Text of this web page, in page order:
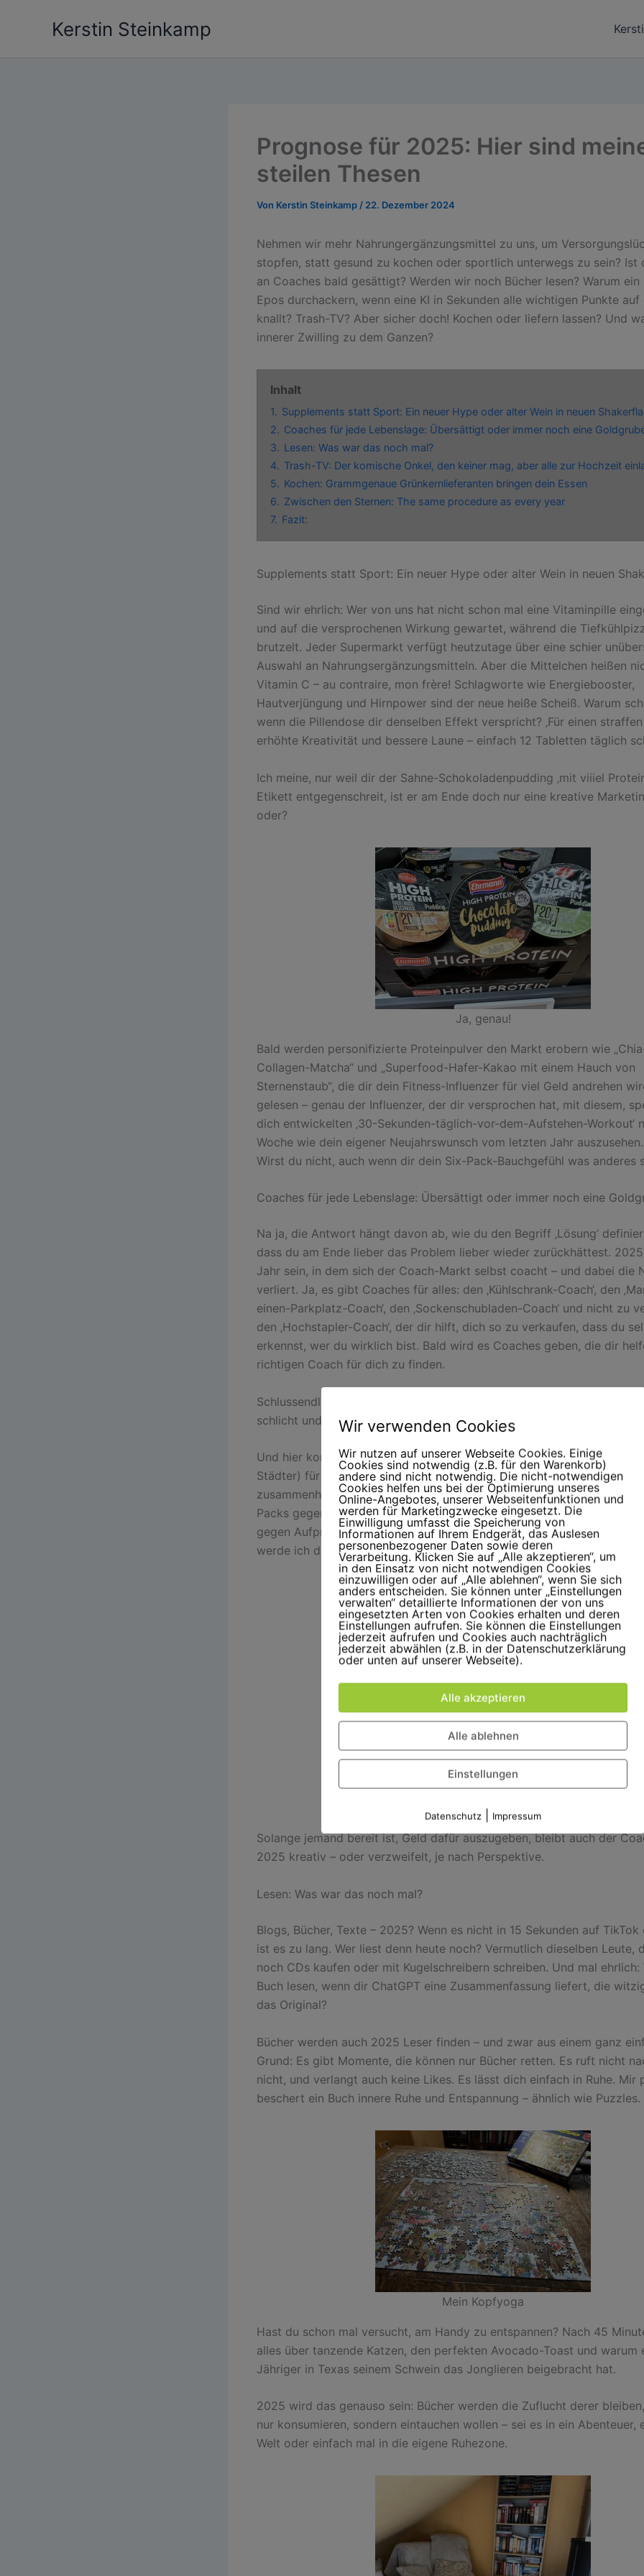
Kerstin Steinkamp
Prognose für 2025: Hier sind
steilen Thesen
Von Kerstin Steinkamp / 22. Dezember 2024
Nehmen wir mehr Nahrungergänzungsmittel zu uns, um
stopfen, statt gesund zu kochen oder sportlich unterwegs zu sein? Ist
an Coaches bald gesättigt? Werden wir noch Bücher lesen? Warum
Epos durchackern, wenn eine KI in Sekunden alle wichtigen Punkte auf
knallt? Trash-TV? Aber sicher doch! Kochen oder liefern lassen? Und
innerer Zwilling zu dem Ganzen?
Inhalt
1. Supplements statt Sport: Ein neuer Hype oder alter Wein in neuen
2. Coaches für jede Lebenslage: Übersättigt oder immer noch eine
3. Lesen: Was war das noch mal?
4. Trash-TV: Der komische Onkel, den keiner mag, aber alle zur Hochzeit
5. Kochen: Grammgenaue Grünkernlieferanten bringen dein Essen
6. Zwischen den Sternen: The same procedure as every year
7. Fazit:
Supplements statt Sport: Ein neuer Hype oder alter Wein in neuen
Sind wir ehrlich: Wer von uns hat nicht schon mal eine Vitaminpille
und auf die versprochenen Wirkung gewartet, während die
brutzelt. Jeder Supermarkt verfügt heutzutage über eine schier
Auswahl an Nahrungsergänzungsmitteln. Aber die Mittelchen heißen
Vitamin C – au contraire, mon frère! Schlagworte wie Energiebooster,
Hautverjüngung und Hirnpower sind der neue heiße Scheiß. Warum
wenn die Pillendose dir denselben Effekt verspricht? ‚Für einen straffen
erhöhte Kreativität und bessere Laune – einfach 12 Tabletten täglich
Ich meine, nur weil dir der Sahne-Schokoladenpudding ‚mit viiiel
Etikett entgegenschreit, ist er am Ende doch nur eine kreative
oder?
Ja, genau!
Bald werden personifizierte Proteinpulver den Markt erobern wie
Collagen-Matcha“ und „Superfood-Hafer-Kakao mit einem Hauch von
Sternenstaub“, die dir dein Fitness-Influenzer für viel Geld andrehen
gelesen – genau der Influenzer, der dir versprochen hat, mit diesem,
dich entwickelten ‚30-Sekunden-täglich-vor-dem-Aufstehen-Workout‘
Woche wie dein eigener Neujahrswunsch vom letzten Jahr
Wirst du nicht, auch wenn dir dein Six-Pack-Bauchgefühl was anderes
Coaches für jede Lebenslage: Übersättigt oder immer noch eine
Na ja, die Antwort hängt davon ab, wie du den Begriff ‚Lösung‘
dass du am Ende lieber das Problem lieber wieder zurückhättest.
Jahr sein, in dem sich der Coach-Markt selbst coacht – und dabei die
verliert. Ja, es gibt Coaches für alles: den ‚Kühlschrank-Coach‘, den
einen-Parkplatz-Coach‘, den ‚Sockenschubladen-Coach‘ und nicht zu
den ‚Hochstapler-Coach‘, der dir hilft, dich so zu verkaufen, dass du
erkennst, wer du wirklich bist. Bald wird es Coaches geben, die dir
richtigen Coach für dich zu finden.
Schlussendlich wird sich ein ‚Anti-Coach-Coach‘-Konzept, dessen
schlicht und einfach aus ‚Atme und chill‘ besteht, durchsetzen.
Und hier kommt meine Idee ins Spiel: ‚Laub lieben lernen‘. Ich lade
Städter) für viel Geld zu mir nach Hause ein, damit sie in Ruhe Laub
zusammenharken und mitnehmen können. Gerne stelle ich
Packs gegen Kaution zur Verfügung. Nach Absprache und
gegen Aufpreis dürfen meine Klienten gerne die Eichen umarmen. Im
werde ich das Angebot um Erdmediation (Unkraut jäten) erweitern.
Ich helfe gern!
Solange jemand bereit ist, Geld dafür auszugeben, bleibt auch der
2025 kreativ – oder verzweifelt, je nach Perspektive.
Lesen: Was war das noch mal?
Blogs, Bücher, Texte – 2025? Wenn es nicht in 15 Sekunden auf
ist es zu lang. Wer liest denn heute noch? Vermutlich dieselben Leute,
noch CDs kaufen oder mit Kugelschreibern schreiben. Und mal ehrlich:
Buch lesen, wenn dir ChatGPT eine Zusammenfassung liefert, die
das Original?
Bücher werden auch 2025 Leser finden – und zwar aus einem ganz
Grund: Es gibt Momente, die können nur Bücher retten. Es ruft nicht
nicht, und verlangt auch keine Likes. Es lässt dich einfach in Ruhe. Mir
beschert ein Buch innere Ruhe und Entspannung – ähnlich wie Puzzles.
Mein Kopfyoga
Hast du schon mal versucht, am Handy zu entspannen? Nach 45
alles über tanzende Katzen, den perfekten Avocado-Toast und warum
Jähriger in Texas seinem Schwein das Jonglieren beigebracht hat.
2025 wird das genauso sein: Bücher werden die Zuflucht derer
nur konsumieren, sondern eintauchen wollen – sei es in ein Abenteuer,
Welt oder einfach mal in die eigene Ruhezone.
Wir verwenden Cookies
Wir nutzen auf unserer Webseite Cookies. Einige
Cookies sind notwendig (z.B. für den Warenkorb)
andere sind nicht notwendig. Die nicht-notwendigen
Cookies helfen uns bei der Optimierung unseres
Online-Angebotes, unserer Webseitenfunktionen und
werden für Marketingzwecke eingesetzt. Die
Einwilligung umfasst die Speicherung von
Informationen auf Ihrem Endgerät, das Auslesen
personenbezogener Daten sowie deren
Verarbeitung. Klicken Sie auf „Alle akzeptieren“, um
in den Einsatz von nicht notwendigen Cookies
einzuwilligen oder auf „Alle ablehnen“, wenn Sie sich
anders entscheiden. Sie können unter „Einstellungen
verwalten“ detaillierte Informationen der von uns
eingesetzten Arten von Cookies erhalten und deren
Einstellungen aufrufen. Sie können die Einstellungen
jederzeit aufrufen und Cookies auch nachträglich
jederzeit abwählen (z.B. in der Datenschutzerklärung
oder unten auf unserer Webseite).
Alle akzeptieren
Alle ablehnen
Einstellungen
Datenschutz Impressum